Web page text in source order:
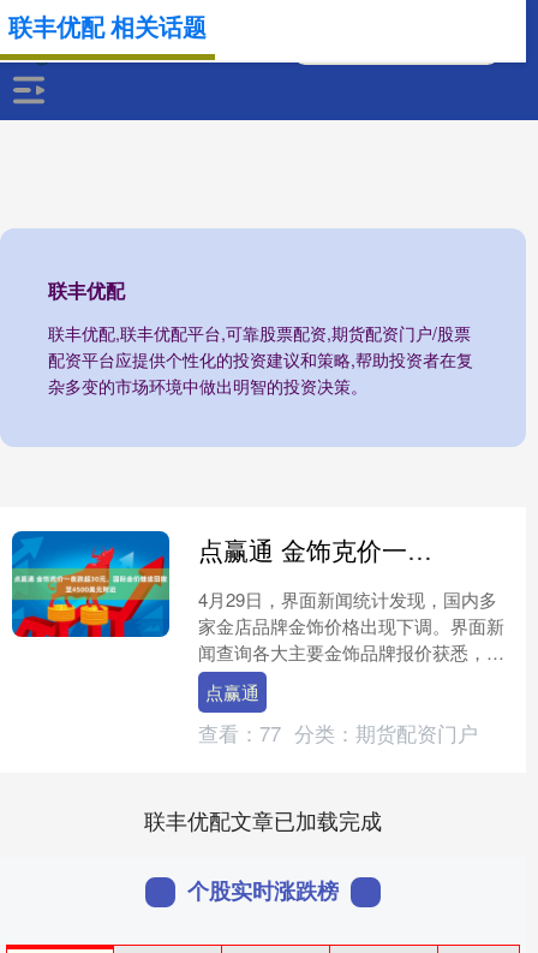
联丰优配
联丰优配,联丰优配平台,可靠股票配资,期货配资门户/股票
配资平台应提供个性化的投资建议和策略,帮助投资者在复
杂多变的市场环境中做出明智的投资决策。
联丰优配 相关话题
点赢通 金饰克价一夜跌超30元，国际金价继续回撤至4500美元附近
4月29日，界面新闻统计发现，国内多
家金店品牌金饰价格出现下调。界面新
闻查询各大主要金饰品牌报价获悉，周
生生足金饰品报价为1404元/克，较前一
日的1438元/....
点赢通
查看： 77 分类： 期货配资门户
联丰优配文章已加载完成
个股实时涨跌榜